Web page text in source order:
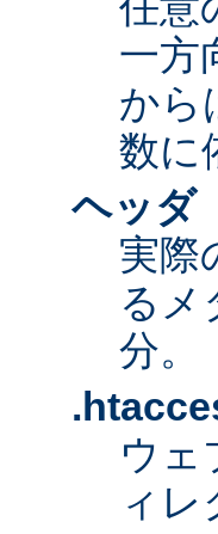
一方
から
数に
ヘッダ
実際
るメ
分。
ウェ
ィレ